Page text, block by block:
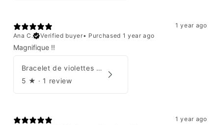
1 year ago
Ana C.
Verified buyer• Purchased 1 year ago
Magnifique !!
Bracelet de violettes Augustine
5 ★ · 1 review
1 year ago